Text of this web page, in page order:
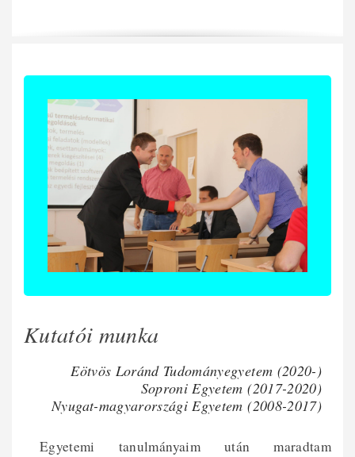
Kutatói munka
Eötvös Loránd Tudományegyetem (2020-)
Soproni Egyetem (2017-2020)
Nyugat-magyarországi Egyetem (2008-2017)
Egyetemi tanulmányaim után maradtam